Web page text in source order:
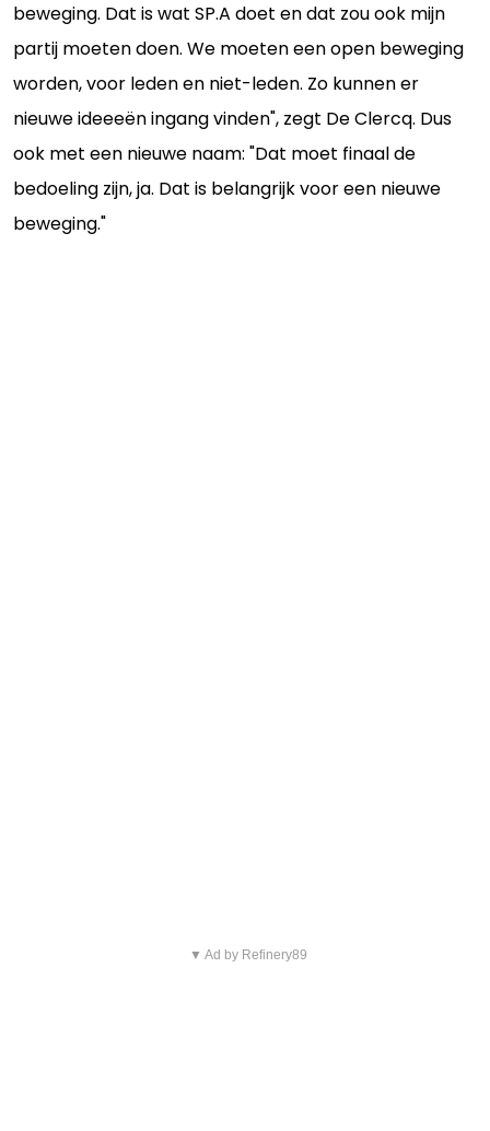
beweging. Dat is wat SP.A doet en dat zou ook mijn
partij moeten doen. We moeten een open beweging
worden, voor leden en niet-leden. Zo kunnen er
nieuwe ideeeën ingang vinden", zegt De Clercq. Dus
ook met een nieuwe naam: "Dat moet finaal de
bedoeling zijn, ja. Dat is belangrijk voor een nieuwe
beweging."
▼ Ad by Refinery89